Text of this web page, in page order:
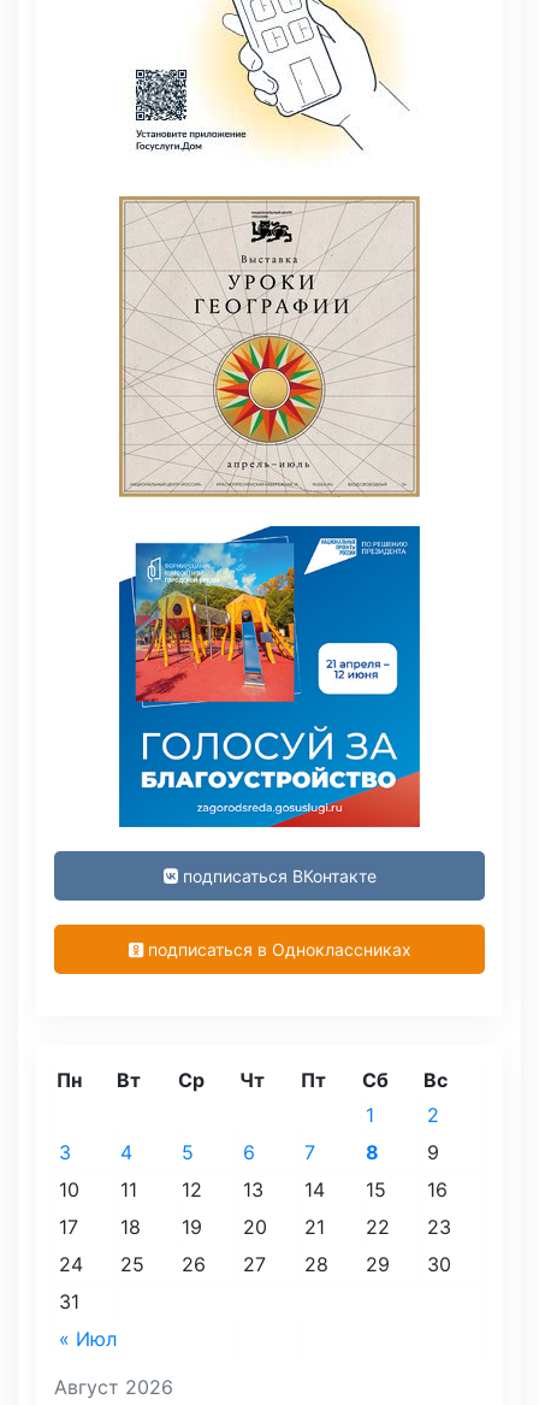
подписаться ВКонтакте
подписаться в Одноклассниках
Август 2026
Пн Вт Ср Чт Пт Сб Вс
« Июл
1
2
3
4 5 6 7 8
9
10
11 12 13 14 15
16
17
18 19 20 21 22
23
24
25 26 27 28 29
30
31